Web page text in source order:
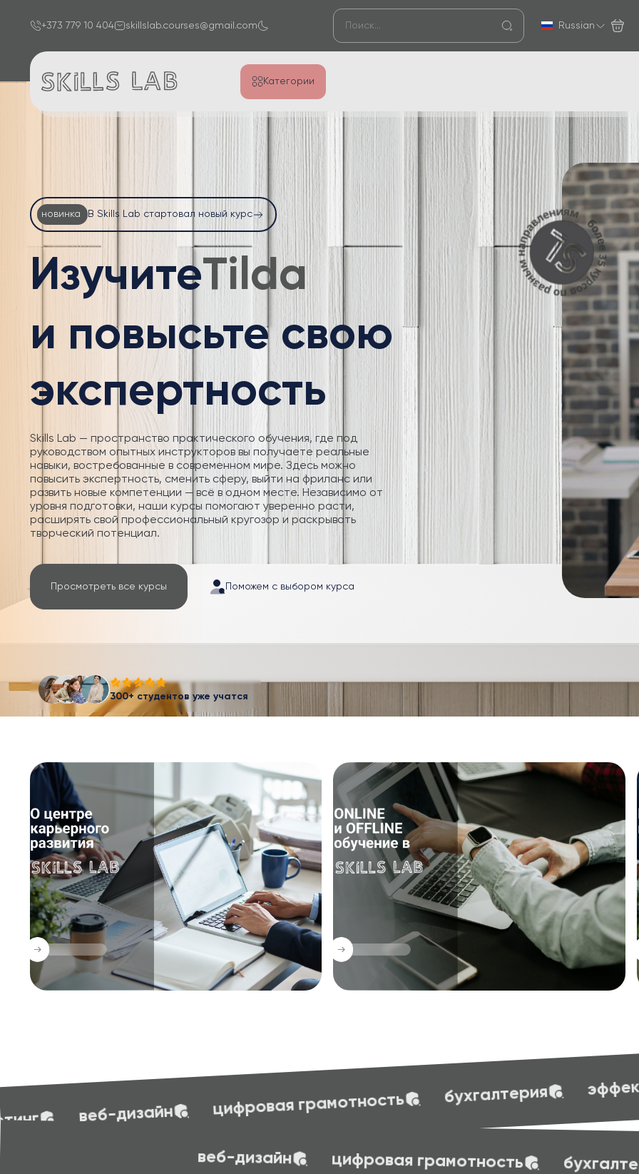
+373 779 10 404 skillslab.courses@gmail.com Russian
Категории
новинка В Skills Lab стартовал новый курс
ИзучитеWord
и повысьте свою
экспертность
Skills Lab — пространство практического обучения, где под
руководством опытных инструкторов вы получаете реальные
навыки, востребованные в современном мире. Здесь можно
повысить экспертность, сменить сферу, выйти на фриланс или
развить новые компетенции — всё в одном месте. Независимо от
уровня подготовки, наши курсы помогают уверенно расти,
расширять свой профессиональный кругозор и раскрывать
творческий потенциал.
Просмотреть все курсы Поможем с выбором курса
300+ студентов уже учатся
цифровая грамотность бухгалтерия эффективные презентации
эффективные презентации soft skills маркетинг веб-дизайн